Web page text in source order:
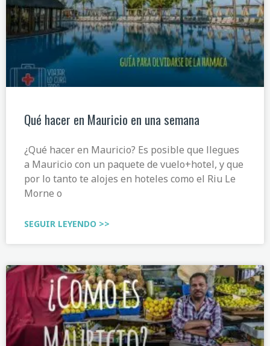
Qué hacer en Mauricio en una semana
¿Qué hacer en Mauricio? Es posible que llegues
a Mauricio con un paquete de vuelo+hotel, y que
por lo tanto te alojes en hoteles como el Riu Le
Morne o
SEGUIR LEYENDO >>